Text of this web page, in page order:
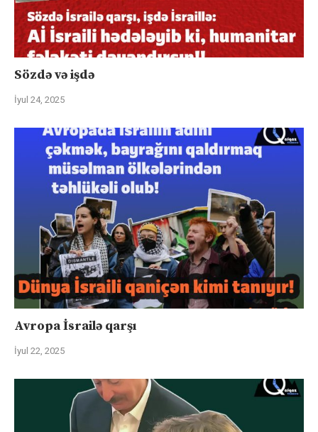
Sözdə və işdə
İyul 24, 2025
Avropa İsrailə qarşı
İyul 22, 2025